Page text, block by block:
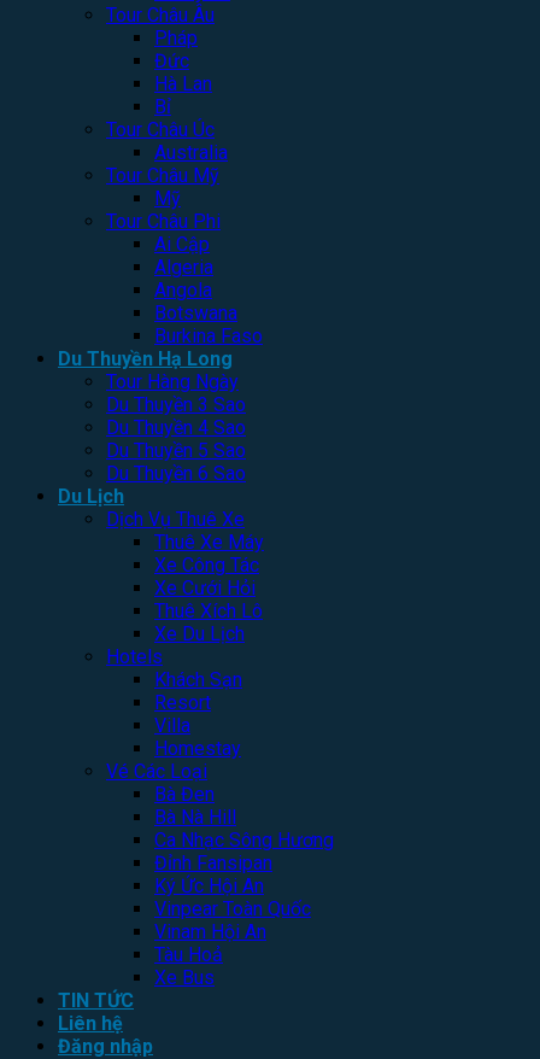
Tour Châu Âu
Pháp
Đức
Hà Lan
Bỉ
Tour Châu Úc
Australia
Tour Châu Mỹ
Mỹ
Tour Châu Phi
Ai Cập
Algeria
Angola
Botswana
Burkina Faso
Du Thuyền Hạ Long
Tour Hàng Ngày
Du Thuyền 3 Sao
Du Thuyền 4 Sao
Du Thuyền 5 Sao
Du Thuyền 6 Sao
Du Lịch
Dịch Vụ Thuê Xe
Thuê Xe Máy
Xe Công Tác
Xe Cưới Hỏi
Thuê Xích Lô
Xe Du Lịch
Hotels
Khách Sạn
Resort
Villa
Homestay
Vé Các Loại
Bà Đen
Bà Nà Hill
Ca Nhạc Sông Hương
Đỉnh Fansipan
Ký Ức Hội An
Vinpear Toàn Quốc
Vinam Hội An
Tàu Hoả
Xe Bus
TIN TỨC
Liên hệ
Đăng nhập